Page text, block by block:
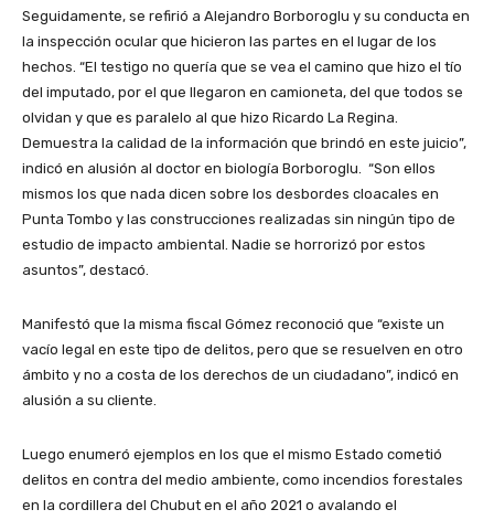
Seguidamente, se refirió a Alejandro Borboroglu y su conducta en
la inspección ocular que hicieron las partes en el lugar de los
hechos. “El testigo no quería que se vea el camino que hizo el tío
del imputado, por el que llegaron en camioneta, del que todos se
olvidan y que es paralelo al que hizo Ricardo La Regina.
Demuestra la calidad de la información que brindó en este juicio”,
indicó en alusión al doctor en biología Borboroglu. “Son ellos
mismos los que nada dicen sobre los desbordes cloacales en
Punta Tombo y las construcciones realizadas sin ningún tipo de
estudio de impacto ambiental. Nadie se horrorizó por estos
asuntos”, destacó.
Manifestó que la misma fiscal Gómez reconoció que “existe un
vacío legal en este tipo de delitos, pero que se resuelven en otro
ámbito y no a costa de los derechos de un ciudadano”, indicó en
alusión a su cliente.
Luego enumeró ejemplos en los que el mismo Estado cometió
delitos en contra del medio ambiente, como incendios forestales
en la cordillera del Chubut en el año 2021 o avalando el